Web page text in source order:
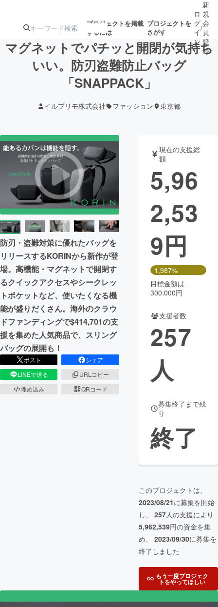
プロジェクトを掲載
するには
プロジェクトを
さがす
注目の新着プロ募集終了が近いプ
テクノロジー・ガジェット
映像・映画 書籍・雑誌
ビジネス・起業 チャレンジ
まちづくり・地域活性化
CAMPFIRE for Social Good
CAMPFIRE Creation
CAMPFIREふるさと納税machi-ya コミュニティ
ロ
グ
イ
ン
/
新
規
会
員
登
録
マグネットでパチッと開閉が気持ち
いい。防刃盗難防止バッグ
「SNAPPACK」
イルプリモ株式会社 ファッション 東京都
防刃・盗難対策に優れたバッグを
リリースするKORINから新作が登
場。高機能・マグネットで開閉す
るクイックアクセスやシークレッ
トポケットなど、使いたくなる機
能が盛りだくさん。海外のクラウ
ドファンディングで$414,701の支
援を集めた人気商品で、スリング
バッグの展開も！
ポスト
シェア
LINEで送る
URLコピー
埋め込み
QRコード
現在の支援総
額
5,96
2,53
9円
1,987%
目標金額は
300,000円
支援者数
257
人
募集終了まで残
り
終了
このプロジェクトは、
2023/08/21に募集を開始
し、 257人の支援により
5,962,539円の資金を集
め、 2023/09/30に募集を
終了しました
もう一度プロジェク
トをやってほしい